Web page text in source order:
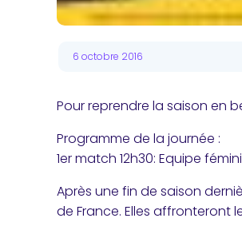
6 octobre 2016
Pour reprendre la saison en
Programme de la journée :
1er match 12h30: Equipe
Après une fin de saison
de France. Elles affronteront